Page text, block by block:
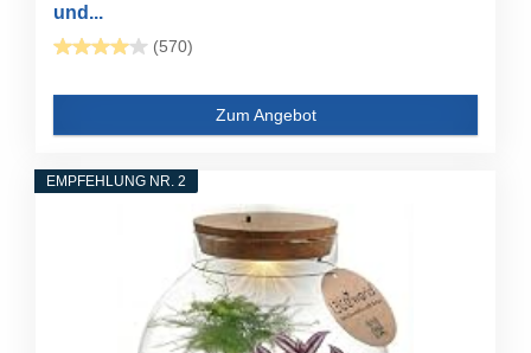
und...
(570)
Zum Angebot
EMPFEHLUNG NR. 2